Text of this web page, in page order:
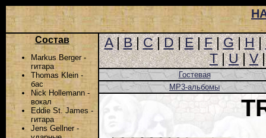
Состав
Markus Berger -
гитара
Thomas Klein -
бас
Nick Hollemann -
вокал
Eddie St. James -
гитара
Jens Gellner -
A|B|C|D|E|F|G|H|
T|U|V
Гостевая
MP3-альбомы